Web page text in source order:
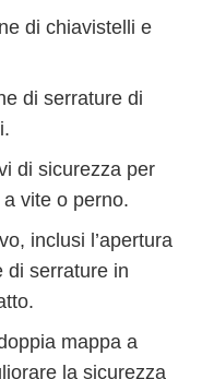
di chiavistelli e
di serrature di
di sicurezza per
vite o perno.
inclusi l’apertura
di serrature in
mappa a
la sicurezza